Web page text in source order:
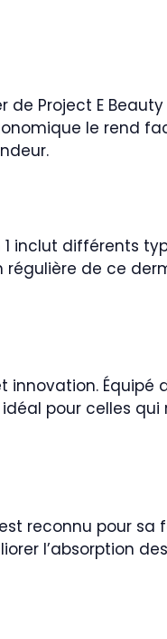
de Project E
le rend
1 inclut différents
de ce
innovation. Équipé
pour celles
reconnu pour sa
l’absorption